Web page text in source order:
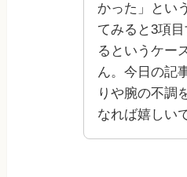
かった」とい
てみると3項
るというケー
ん。今日の記
りや腕の不調
なれば嬉しい